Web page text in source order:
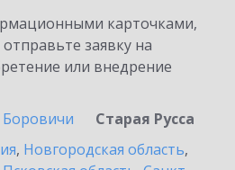
карточками,
заявку на
или внедрение
Боровичи
Старая Русса
, Новгородская область,